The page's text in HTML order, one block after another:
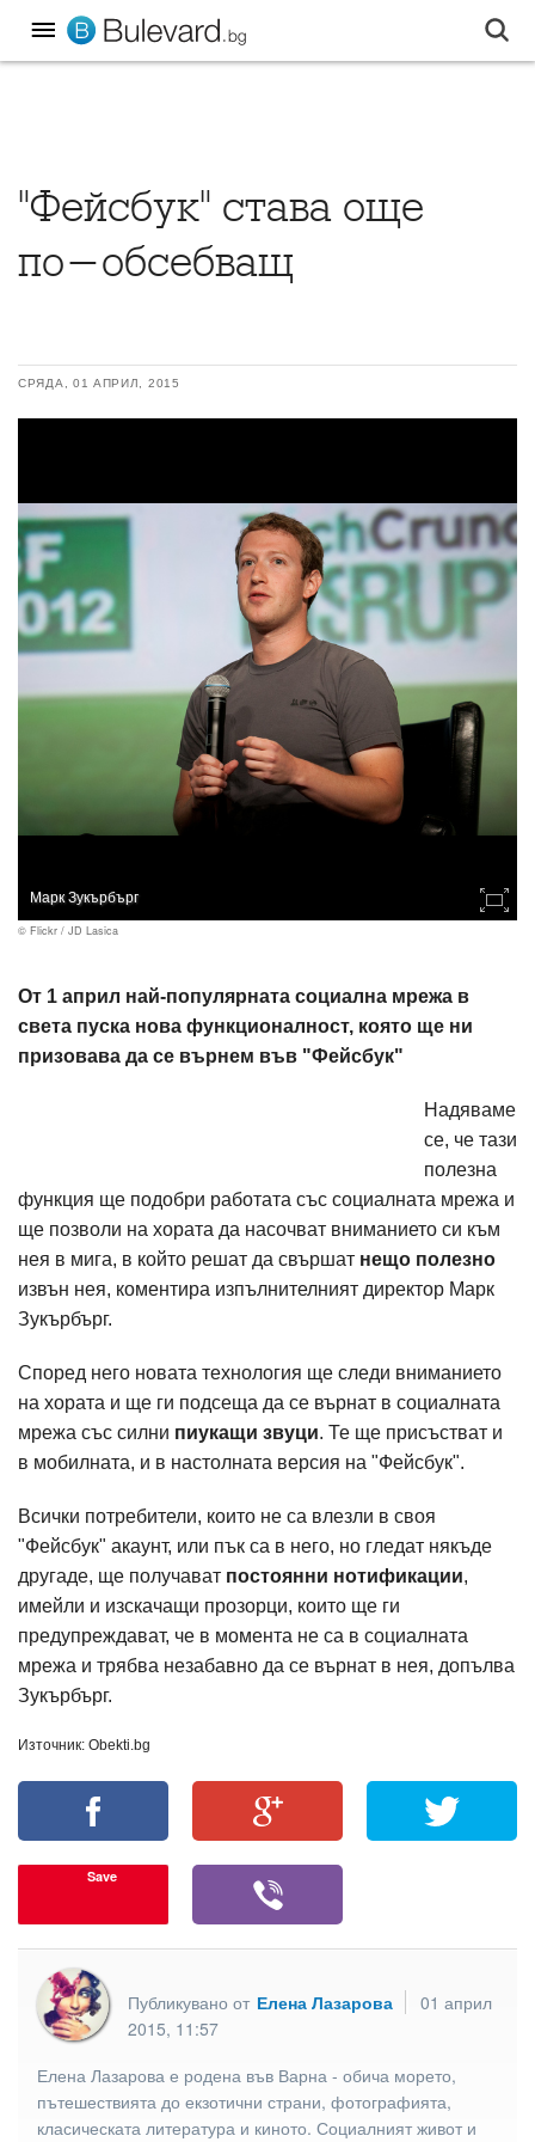
"Фейсбук" става още
по-обсебващ
СРЯДА, 01 АПРИЛ, 2015
Марк Зукърбърг
© Flickr / JD Lasica
Oт 1 април най-популярната социална мрежа в
света пуска нова функционалност, която ще ни
призовава да се върнем във "Фейсбук"
Надяваме
се, че тази
полезна
функция ще подобри работата със социалната мрежа и
ще позволи на хората да насочват вниманието си към
нея в мига, в който решат да свършат нещо полезно
извън нея, коментира изпълнителният директор Марк
Зукърбърг.
Според него новата технология ще следи вниманието
на хората и ще ги подсеща да се върнат в социалната
мрежа със силни пиукащи звуци. Те ще присъстват и
в мобилната, и в настолната версия на "Фейсбук".
Всички потребители, които не са влезли в своя
"Фейсбук" акаунт, или пък са в него, но гледат някъде
другаде, ще получават постоянни нотификации,
имейли и изскачащи прозорци, които ще ги
предупреждават, че в момента не са в социалната
мрежа и трябва незабавно да се върнат в нея, допълва
Зукърбърг.
Източник: Obekti.bg
Save
Публикувано от Елена Лазарова
01 април
2015, 11:57
Елена Лазарова е родена във Варна - обича морето,
пътешествията до екзотични страни, фотографията,
класическата литература и киното. Социалният живот и